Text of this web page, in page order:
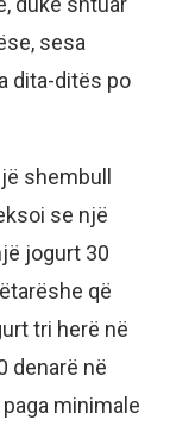
sesa
dita-ditës po
shembull
se një
jogurt 30
që
tri herë në
denarë në
minimale